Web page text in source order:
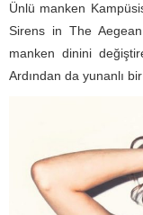
Ünlü manken
Sirens in The
manken dinini
Ardından da yunanlı